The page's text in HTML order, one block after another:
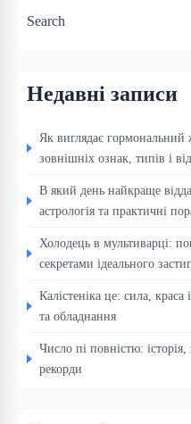
Search
Недавні записи
Як виглядає гормональний
зовнішніх ознак, типів і
В який день найкраще
астрологія та практичні
Холодець в мультиварці:
секретами ідеального
Калістеніка це: сила, краса
та обладнання
Число пі повністю: історія,
рекорди